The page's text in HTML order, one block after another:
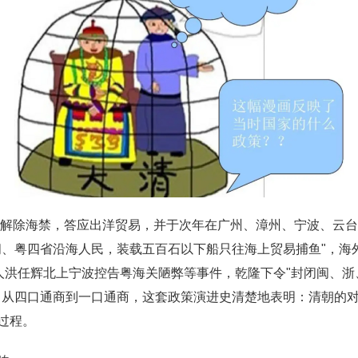
除海禁，答应出洋贸易，并于次年在广州、漳州、宁波、云
粤四省沿海人民，装载五百石以下船只往海上贸易捕鱼"，
任辉北上宁波控告粤海关陋弊等事件，乾隆下令"封闭闽、
四口通商到一口通商，这套政策演进史清楚地表明：清朝的
程。